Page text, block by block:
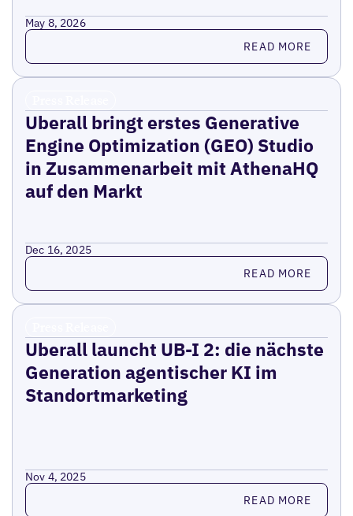
May 8, 2026
Read more READ MORE
Uberall bringt erstes Generative
Engine Optimization (GEO) Studio
in Zusammenarbeit mit AthenaHQ
auf den Markt
Dec 16, 2025
Read more READ MORE
Uberall launcht UB-I 2: die nächste
Generation agentischer KI im
Standortmarketing
Nov 4, 2025
Read more READ MORE